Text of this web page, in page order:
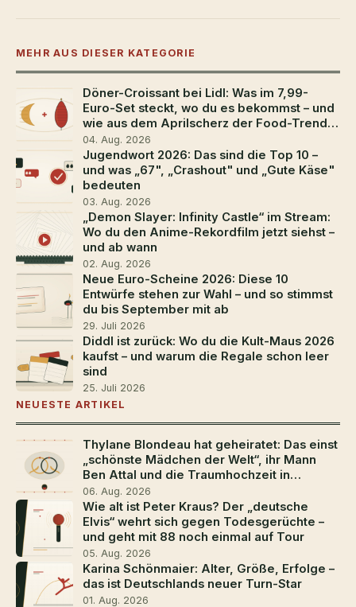
MEHR AUS DIESER KATEGORIE
Döner-Croissant bei Lidl: Was im 7,99-
Euro-Set steckt, wo du es bekommst – und
wie aus dem Aprilscherz der Food-Trend
2026 wurde
04. Aug. 2026
Jugendwort 2026: Das sind die Top 10 –
und was „67", „Crashout" und „Gute Käse"
bedeuten
03. Aug. 2026
„Demon Slayer: Infinity Castle“ im Stream:
Wo du den Anime-Rekordfilm jetzt siehst –
und ab wann
02. Aug. 2026
Neue Euro-Scheine 2026: Diese 10
Entwürfe stehen zur Wahl – und so stimmst
du bis September mit ab
29. Juli 2026
Diddl ist zurück: Wo du die Kult-Maus 2026
kaufst – und warum die Regale schon leer
sind
25. Juli 2026
NEUESTE ARTIKEL
Thylane Blondeau hat geheiratet: Das einst
„schönste Mädchen der Welt“, ihr Mann
Ben Attal und die Traumhochzeit in
Südfrankreich
06. Aug. 2026
Wie alt ist Peter Kraus? Der „deutsche
Elvis“ wehrt sich gegen Todesgerüchte –
und geht mit 88 noch einmal auf Tour
05. Aug. 2026
Karina Schönmaier: Alter, Größe, Erfolge –
das ist Deutschlands neuer Turn-Star
01. Aug. 2026